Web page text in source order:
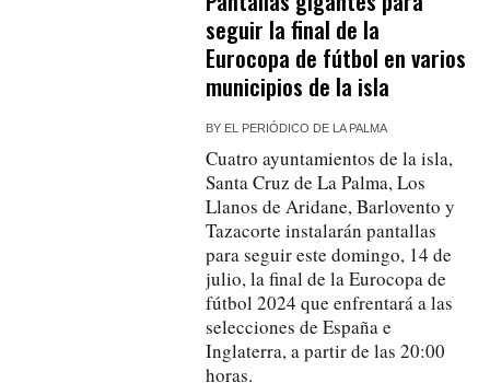
seguir la final de la
Eurocopa de fútbol en varios
municipios de la isla
BY EL PERIÓDICO DE LA PALMA
Cuatro ayuntamientos de la isla,
Santa Cruz de La Palma, Los
Llanos de Aridane, Barlovento y
Tazacorte instalarán pantallas
para seguir este domingo, 14 de
julio, la final de la Eurocopa de
fútbol 2024 que enfrentará a las
selecciones de España e
Inglaterra, a partir de las 20:00
horas.